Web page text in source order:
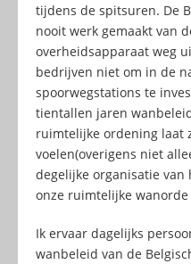
tijdens de spitsuren. De
nooit werk gemaakt van
overheidsapparaat weg
bedrijven niet om in de
spoorwegstations te
tientallen jaren
ruimtelijke ordening laat
voelen(overigens niet
degelijke organisatie
onze ruimtelijke wanorde
Ik ervaar dagelijks
wanbeleid van de